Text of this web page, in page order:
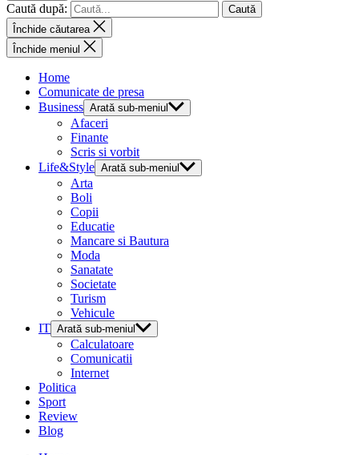
Caută după:
Închide căutarea
Închide meniul
Home
Comunicate de presa
Business Arată sub-meniul
Afaceri
Finante
Scris si vorbit
Life&Style Arată sub-meniul
Arta
Boli
Copii
Educatie
Mancare si Bautura
Moda
Sanatate
Societate
Turism
Vehicule
IT Arată sub-meniul
Calculatoare
Comunicatii
Internet
Politica
Sport
Review
Blog